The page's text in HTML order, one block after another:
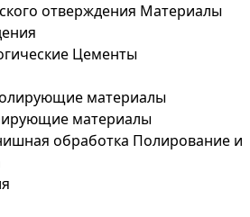
Материалы
Цементы
материалы
Полирование и